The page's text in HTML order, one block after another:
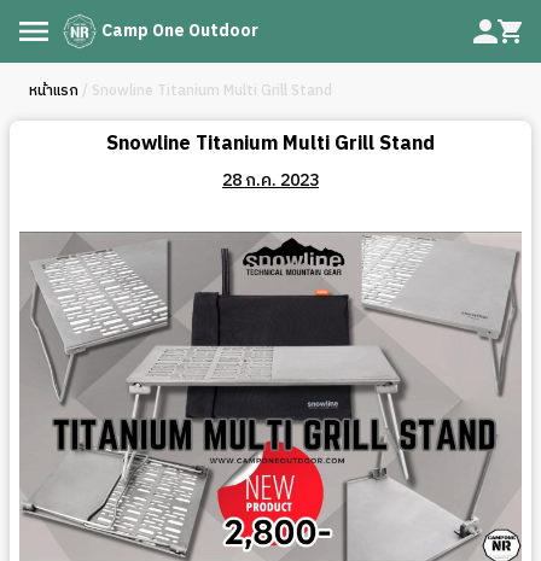
Camp One Outdoor
หน้าแรก / Snowline Titanium Multi Grill Stand
Snowline Titanium Multi Grill Stand
28 ก.ค. 2023